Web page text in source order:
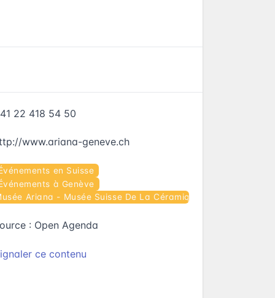
22 418 54 50
www.ariana-geneve.ch
en Suisse
à Genève
Ariana - Musée Suisse De La Céramique Et Du Verre
: Open Agenda
ce contenu